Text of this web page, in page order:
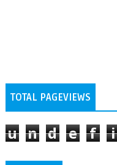
TOTAL PAGEVIEWS
u n d e f i